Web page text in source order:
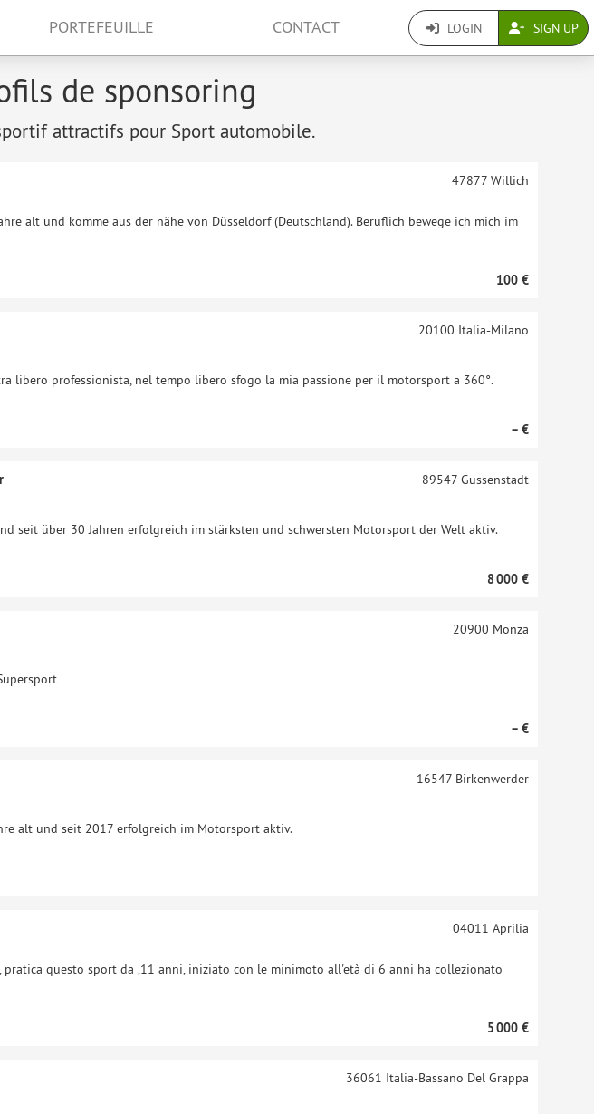
PORTEFEUILLE CONTACT LOGIN SIGN UP
de sponsoring
attractifs pour Sport automobile.
alt und komme aus der nähe von Düsseldorf (Deutschland). Beruflich bewege ich mich im
47877Willich
100 €
libero professionista, nel tempo libero sfogo la mia passione per il motorsport a 360°.
20100 Italia-Milano
– €
seit über 30 Jahren erfolgreich im stärksten und schwersten Motorsport der Welt aktiv.
89547Gussenstadt
8 000 €
20900 Monza
– €
alt und seit 2017 erfolgreich im Motorsport aktiv.
16547Birkenwerder
pratica questo sport da ,11 anni, iniziato con le minimoto all'età di 6 anni ha collezionato
04011 Aprilia
5 000 €
36061 Italia-Bassano Del Grappa